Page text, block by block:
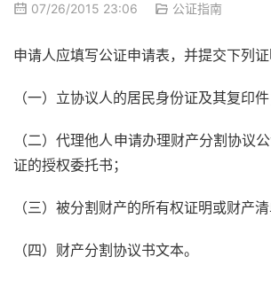
07/26/2015 23:06 公证指南
申请人应填写公证申请表，并提交下列证
（一）立协议人的居民身份证及其复印件
（二）代理他人申请办理财产分割协议
证的授权委托书；
（三）被分割财产的所有权证明或财产清
（四）财产分割协议书文本。